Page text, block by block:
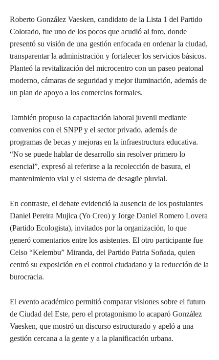
Roberto González Vaesken, candidato de la Lista 1 del Partido
Colorado, fue uno de los pocos que acudió al foro, donde
presentó su visión de una gestión enfocada en ordenar la ciudad,
transparentar la administración y fortalecer los servicios básicos.
Planteó la revitalización del microcentro con un paseo peatonal
moderno, cámaras de seguridad y mejor iluminación, además de
un plan de apoyo a los comercios formales.
También propuso la capacitación laboral juvenil mediante
convenios con el SNPP y el sector privado, además de
programas de becas y mejoras en la infraestructura educativa.
“No se puede hablar de desarrollo sin resolver primero lo
esencial”, expresó al referirse a la recolección de basura, el
mantenimiento vial y el sistema de desagüe pluvial.
En contraste, el debate evidenció la ausencia de los postulantes
Daniel Pereira Mujica (Yo Creo) y Jorge Daniel Romero Lovera
(Partido Ecologista), invitados por la organización, lo que
generó comentarios entre los asistentes. El otro participante fue
Celso “Kelembu” Miranda, del Partido Patria Soñada, quien
centró su exposición en el control ciudadano y la reducción de la
burocracia.
El evento académico permitió comparar visiones sobre el futuro
de Ciudad del Este, pero el protagonismo lo acaparó González
Vaesken, que mostró un discurso estructurado y apeló a una
gestión cercana a la gente y a la planificación urbana.